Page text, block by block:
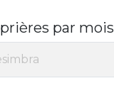
par mois